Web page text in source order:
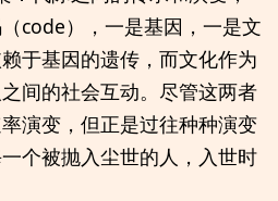
code），一是基因，一是文
于基因的遗传，而文化作为
间的社会互动。尽管这两者
演变，但正是过往种种演变
个被抛入尘世的人，入世时